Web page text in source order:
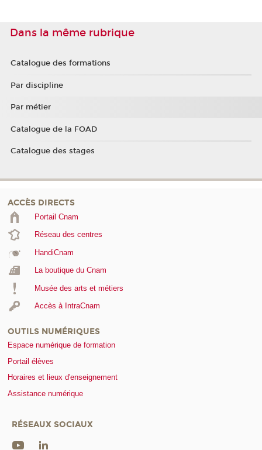
Dans la même rubrique
Catalogue des formations
Par discipline
Par métier
Catalogue de la FOAD
Catalogue des stages
ACCÈS DIRECTS
Portail Cnam
Réseau des centres
HandiCnam
La boutique du Cnam
Musée des arts et métiers
Accès à IntraCnam
OUTILS NUMÉRIQUES
Espace numérique de formation
Portail élèves
Horaires et lieux d'enseignement
Assistance numérique
RÉSEAUX SOCIAUX